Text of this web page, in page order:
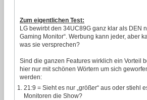
Zum eigentlichen Test:
LG bewirbt den 34UC89G ganz klar als DEN
Gaming Monitor“. Werbung kann jeder, aber
was sie versprechen?
Sind die ganzen Features wirklich ein Vorteil
hier nur mit schönen Wörtern um sich
werden:
21:9 = Sieht es nur „größer“ aus oder stiehl
Monitoren die Show?